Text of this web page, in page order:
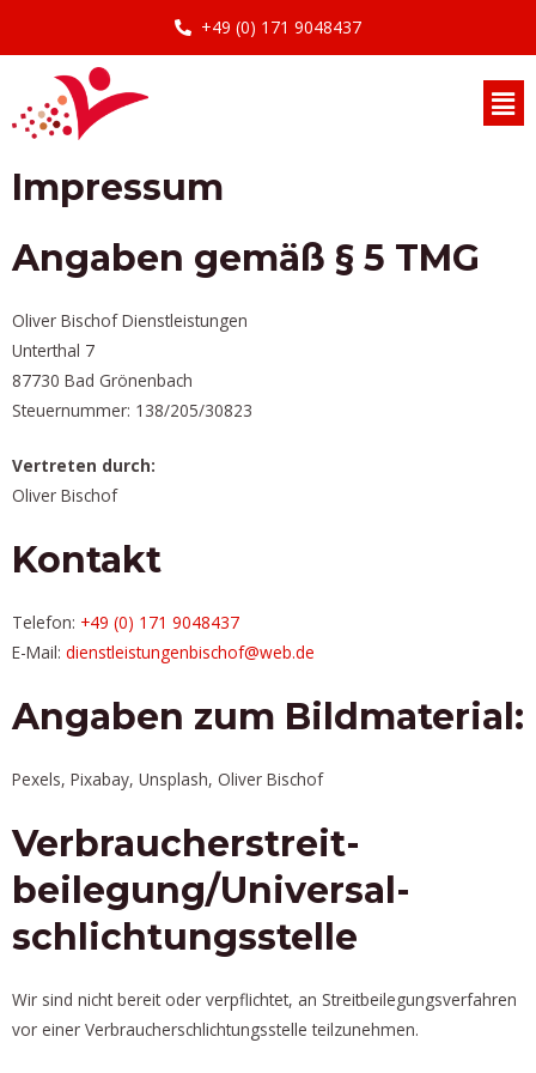
content
+49 (0) 171 9048437
Impressum
Angaben gemäß § 5 TMG
Oliver Bischof Dienstleistungen
Unterthal 7
87730 Bad Grönenbach
Steuernummer: 138/205/30823
Vertreten durch:
Oliver Bischof
Kontakt
Telefon: +49 (0) 171 9048437
E-Mail: dienstleistungenbischof@web.de
Angaben zum Bildmaterial:
Pexels, Pixabay, Unsplash, Oliver Bischof
Verbraucher­streit­
beilegung/Universal­
schlichtungs­stelle
Wir sind nicht bereit oder verpflichtet, an Streitbeilegungsverfahren
vor einer Verbraucherschlichtungsstelle teilzunehmen.